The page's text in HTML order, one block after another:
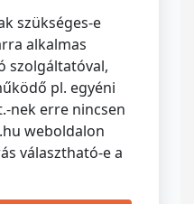
szükséges-e
alkalmas
szolgáltatóval,
pl. egyéni
nek erre nincsen
weboldalon
választható-e a